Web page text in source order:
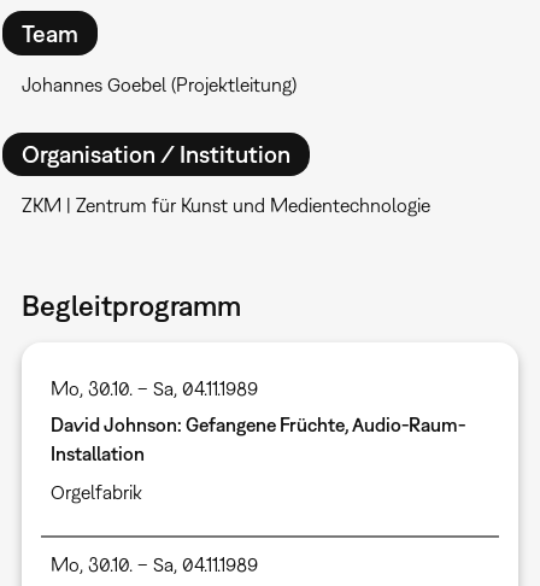
Team
Johannes Goebel (Projektleitung)
Organisation / Institution
ZKM | Zentrum für Kunst und Medientechnologie
Begleitprogramm
Mo, 30.10. – Sa, 04.11.1989
David Johnson: Gefangene Früchte, Audio-Raum-
Installation
Orgelfabrik
Mo, 30.10. – Sa, 04.11.1989